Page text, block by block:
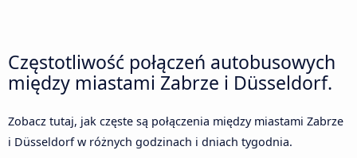
Częstotliwość połączeń autobusowych
między miastami Zabrze i Düsseldorf.
Zobacz tutaj, jak częste są połączenia między miastami Zabrze
i Düsseldorf w różnych godzinach i dniach tygodnia.